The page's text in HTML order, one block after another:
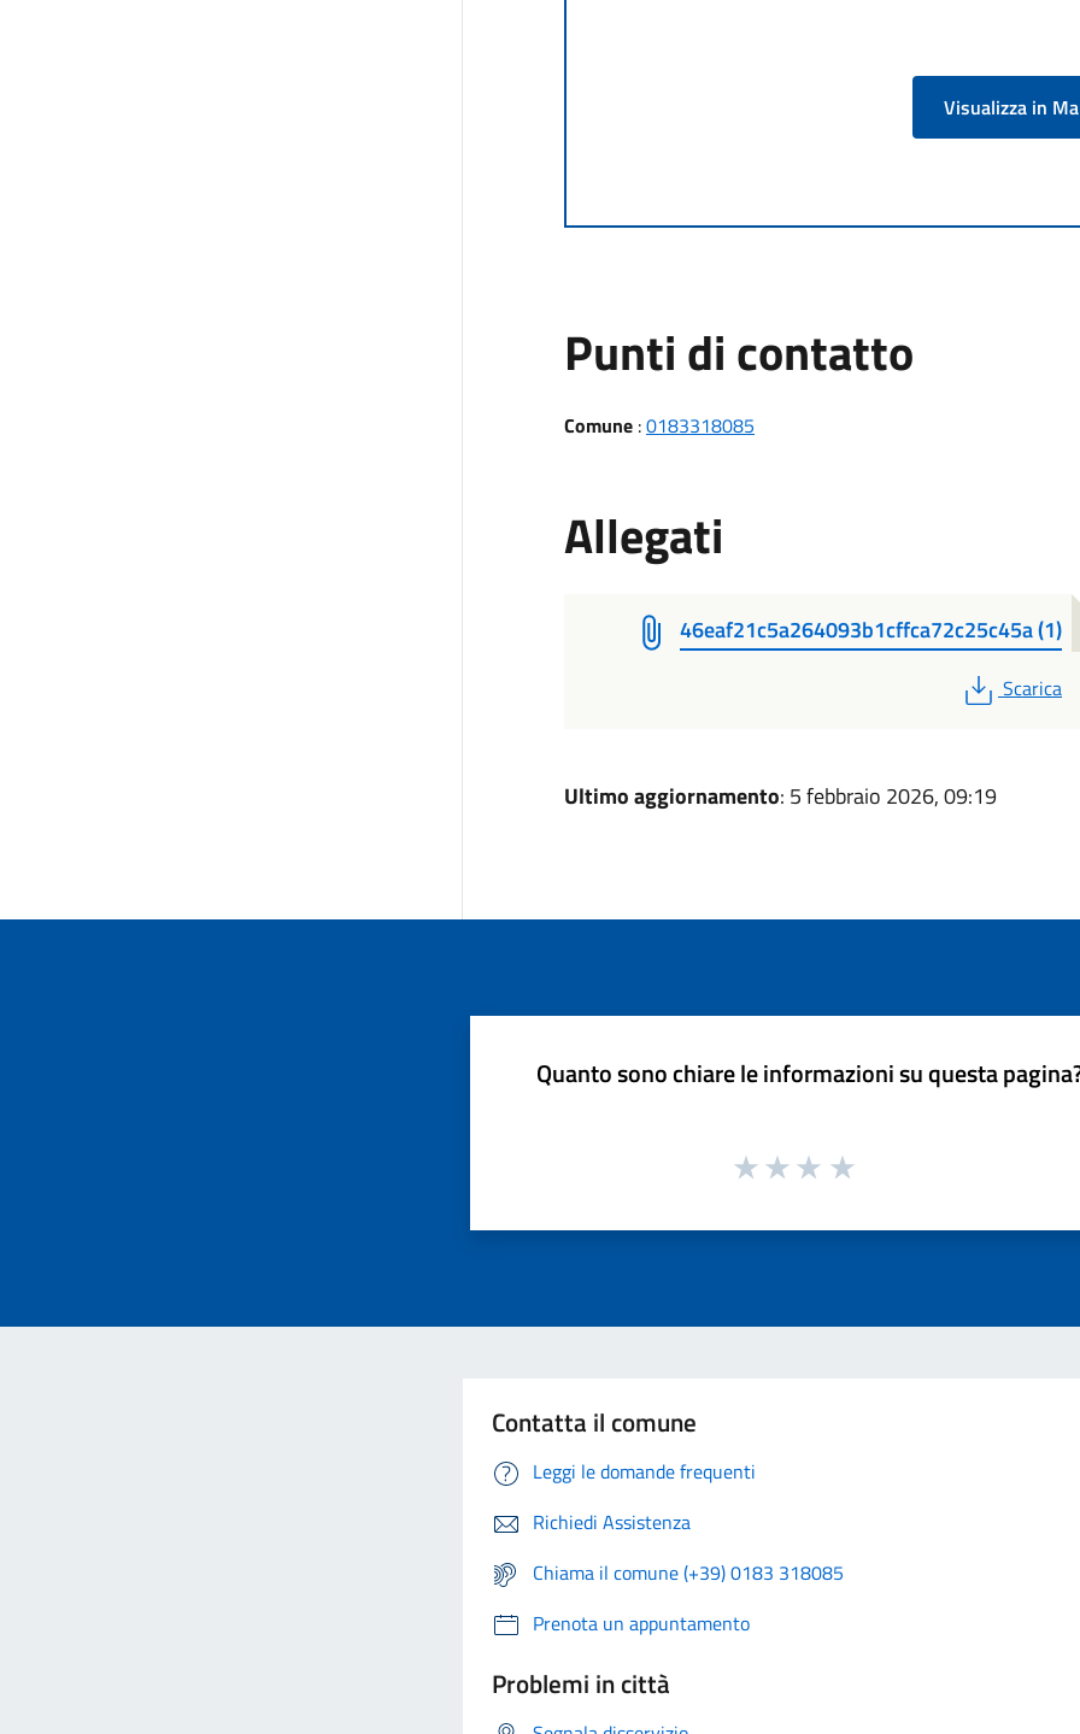
Visualizza in
Punti di contatto
Comune:0183318085
Allegati
46eaf21c5a264093b1cffca72c25c45a (1)
PDF
Scarica
Ultimo aggiornamento: 5 febbraio 2026, 09:19
Quanto sono chiare le informazioni su questa
Contatta il comune
Leggi le domande frequenti
Richiedi Assistenza
Chiama il comune (+39) 0183 318085
Prenota un appuntamento
Problemi in città